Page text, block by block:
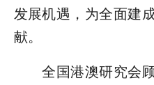
发展机遇，为全面建
献。
全国港澳研究会顾